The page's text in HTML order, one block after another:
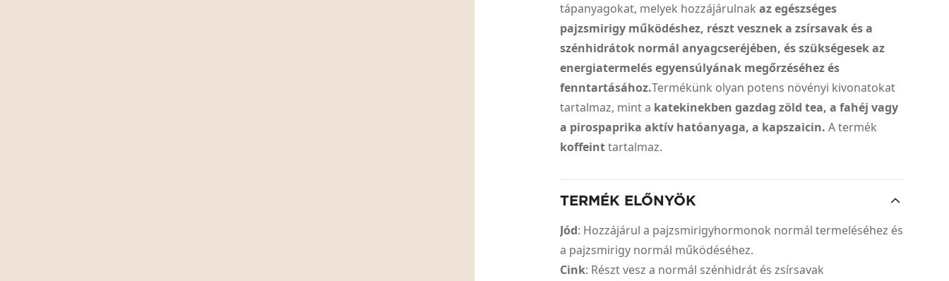
tápanyagokat, melyek hozzájárulnakaz egészséges
pajzsmirigy működéshez, részt vesznek a zsírsavak és a
szénhidrátok normál anyagcseréjében, és szükségesek az
energiatermelés egyensúlyának megőrzéséhez és
fenntartásához.Termékünk olyan potens növényi kivonatokat
tartalmaz, mint a katekinekben gazdag zöld tea, a fahéj vagy
a pirospaprika aktív hatóanyaga, a kapszaicin.A termék
koffeinttartalmaz.
TERMÉK ELŐNYÖK
Jód: Hozzájárul a pajzsmirigyhormonok normál termeléséhez és
a pajzsmirigy normál működéséhez.
Cink: Részt vesz a normál szénhidrát és zsírsavak